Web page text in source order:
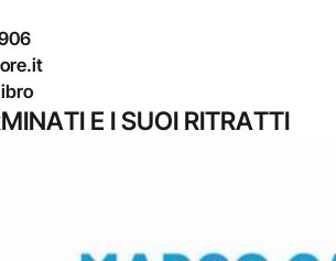
E I SUOI RITRATTI